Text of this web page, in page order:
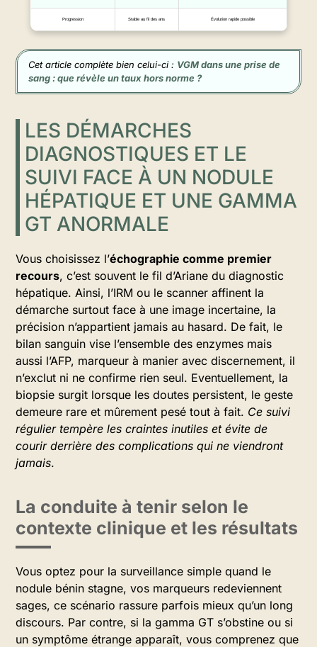
Progression Stable au fil des ans Évolution rapide possible
Cet article complète bien celui-ci : VGM dans une prise de
sang : que révèle un taux hors norme ?
LES DÉMARCHES
DIAGNOSTIQUES ET LE
SUIVI FACE À UN NODULE
HÉPATIQUE ET UNE GAMMA
GT ANORMALE
Vous choisissez l’échographie comme premier
recours, c’est souvent le fil d’Ariane du diagnostic
hépatique. Ainsi, l’IRM ou le scanner affinent la
démarche surtout face à une image incertaine, la
précision n’appartient jamais au hasard. De fait, le
bilan sanguin vise l’ensemble des enzymes mais
aussi l’AFP, marqueur à manier avec discernement, il
n’exclut ni ne confirme rien seul. Eventuellement, la
biopsie surgit lorsque les doutes persistent, le geste
demeure rare et mûrement pesé tout à fait. Ce suivi
régulier tempère les craintes inutiles et évite de
courir derrière des complications qui ne viendront
jamais.
La conduite à tenir selon le
contexte clinique et les résultats
Vous optez pour la surveillance simple quand le
nodule bénin stagne, vos marqueurs redeviennent
sages, ce scénario rassure parfois mieux qu’un long
discours. Par contre, si la gamma GT s’obstine ou si
un symptôme étrange apparaît, vous comprenez que